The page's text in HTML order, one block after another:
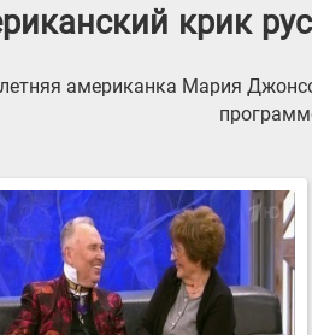
крик
американка Мария